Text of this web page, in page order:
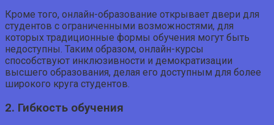
Кроме того, онлайн-образование открывает двери для
студентов с ограниченными возможностями, для
которых традиционные формы обучения могут быть
недоступны. Таким образом, онлайн-курсы
способствуют инклюзивности и демократизации
высшего образования, делая его доступным для более
широкого круга студентов.
2. Гибкость обучения